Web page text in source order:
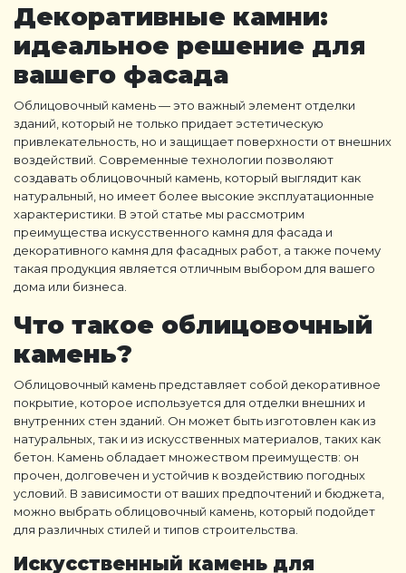
Декоративные камни:
идеальное решение для
вашего фасада
Облицовочный камень— это важный элемент отделки
зданий, который не только придает эстетическую
привлекательность, но и защищает поверхности от внешних
воздействий. Современные технологии позволяют
создавать облицовочный камень , который выглядит как
натуральный, но имеет более высокие эксплуатационные
характеристики. В этой статье мы рассмотрим
преимущества искусственного камня для фасада и
декоративного камня для фасадных работ , а также почему
такая продукция является отличным выбором для вашего
дома или бизнеса.
Что такое облицовочный
камень?
Облицовочный камень представляет собой декоративное
покрытие, которое используется для отделки внешних и
внутренних стен зданий. Он может быть изготовлен как из
натуральных, так и из искусственных материалов, таких как
бетон. Камень обладает множеством преимуществ: он
прочен, долговечен и устойчив к воздействию погодных
условий. В зависимости от ваших предпочтений и бюджета,
можно выбрать облицовочный камень , который подойдет
для различных стилей и типов строительства.
Искусственный камень для